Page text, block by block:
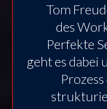
Tom
des
Perfekte
geht es dabei